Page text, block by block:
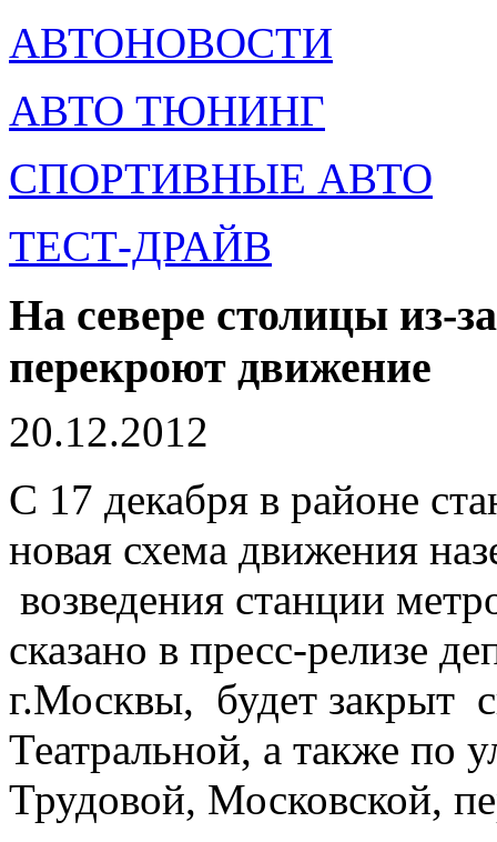
АВТОНОВОСТИ
АВТО ТЮНИНГ
СПОРТИВНЫЕ АВТО
ТЕСТ-ДРАЙВ
На севере столицы из-
перекроют движение
20.12.2012
С 17 декабря в районе
новая схема движения
возведения станции
сказано в пресс-релизе
г.Москвы, будет закрыт
Театральной, а также по
Трудовой, Московской,